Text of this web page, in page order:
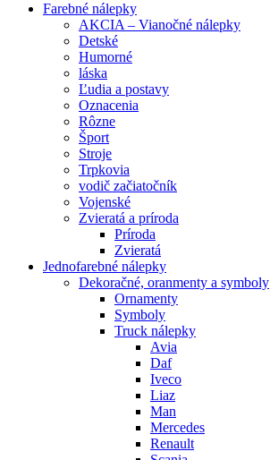
Farebné nálepky
AKCIA – Vianočné nálepky
Detské
Humorné
láska
Ľudia a postavy
Oznacenia
Rôzne
Šport
Stroje
Trpkovia
vodič začiatočník
Vojenské
Zvieratá a príroda
Príroda
Zvieratá
Jednofarebné nálepky
Dekoračné, oranmenty a symboly
Ornamenty
Symboly
Truck nálepky
Avia
Daf
Iveco
Liaz
Man
Mercedes
Renault